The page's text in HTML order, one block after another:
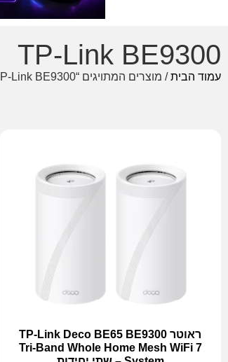
TP-Link BE9300
עמוד הבית/ מוצרים המתויגים “TP-Link BE9300”
ראוטר TP-Link Deco BE65 BE9300
Tri-Band Whole Home Mesh WiFi 7